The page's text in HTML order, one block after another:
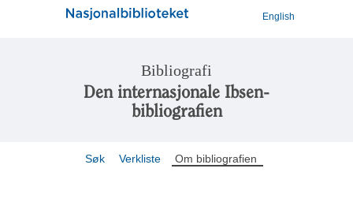
English
Bibliografi
Den internasjonale Ibsen-
bibliografien
Søk Verkliste Om bibliografien